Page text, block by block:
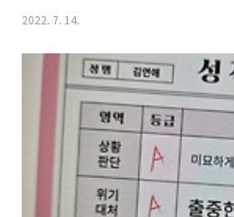
게 하였고, 이는 현재 우리가 보는 세계사적
해서는 과거를 올바르게 알아야 함을 절실
책은 1,2차 세계대전, 러시아 혁명, 중국의
고 지금까지 이어지고 있는 팔레스타인 내
하게나마 머릿속에 정리하는데 도움이 되
비와의 투쟁이다"라고 말한 단재 신채호 선
서 나온 드..
2022. 7. 14.